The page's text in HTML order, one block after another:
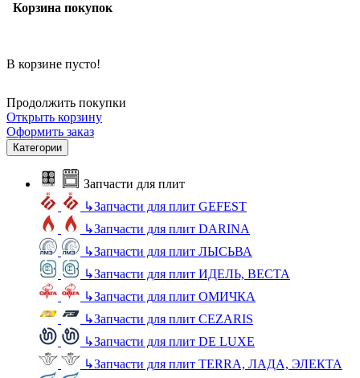
Корзина покупок
В корзине пусто!
Продолжить покупки
Открыть корзину
Оформить заказ
Категории
Запчасти для плит
↳Запчасти для плит GEFEST
↳Запчасти для плит DARINA
↳Запчасти для плит ЛЫСЬВА
↳Запчасти для плит ИДЕЛЬ, ВЕСТА
↳Запчасти для плит ОМИЧКА
↳Запчасти для плит CEZARIS
↳Запчасти для плит DE LUXE
↳Запчасти для плит TERRA, ЛАДА, ЭЛЕКТА